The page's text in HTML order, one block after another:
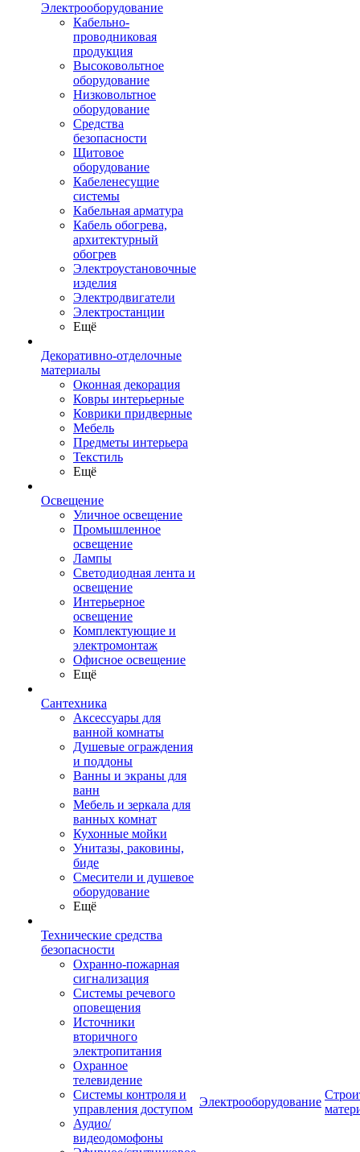
Электрооборудование
Кабельно-
проводниковая
продукция
Высоковольтное
оборудование
Низковольтное
оборудование
Средства
безопасности
Щитовое
оборудование
Кабеленесущие
системы
Кабельная арматура
Кабель обогрева,
архитектурный
обогрев
Электроустановочные
изделия
Электродвигатели
Электростанции
Ещё
Декоративно-отделочные
материалы
Оконная декорация
Ковры интерьерные
Коврики придверные
Мебель
Предметы интерьера
Текстиль
Ещё
Освещение
Уличное освещение
Промышленное
освещение
Лампы
Светодиодная лента и
освещение
Интерьерное
освещение
Комплектующие и
электромонтаж
Офисное освещение
Ещё
Сантехника
Аксессуары для
ванной комнаты
Душевые ограждения
и поддоны
Ванны и экраны для
ванн
Мебель и зеркала для
ванных комнат
Кухонные мойки
Унитазы, раковины,
биде
Смесители и душевое
оборудование
Ещё
Технические средства
безопасности
Охранно-пожарная
сигнализация
Системы речевого
оповещения
Источники
вторичного
электропитания
Охранное
телевидение
Системы контроля и
управления доступом
Аудио/
видеодомофоны
Электрооборудование